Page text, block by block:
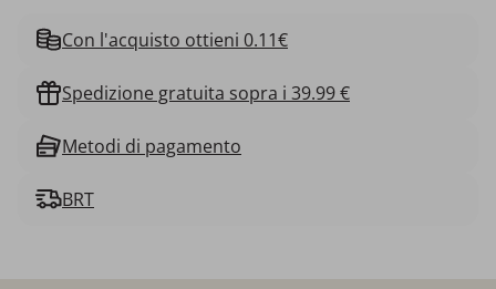
Con l'acquisto ottieni 0.11€
Spedizione gratuita sopra i 39.99 €
Metodi di pagamento
BRT